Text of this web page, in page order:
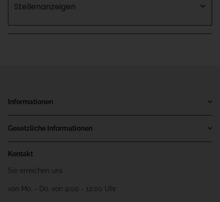
Stellenanzeigen
Informationen
Gesetzliche Informationen
Kontakt
Sie erreichen uns
von Mo. - Do. von 9:00 - 12:00 Uhr